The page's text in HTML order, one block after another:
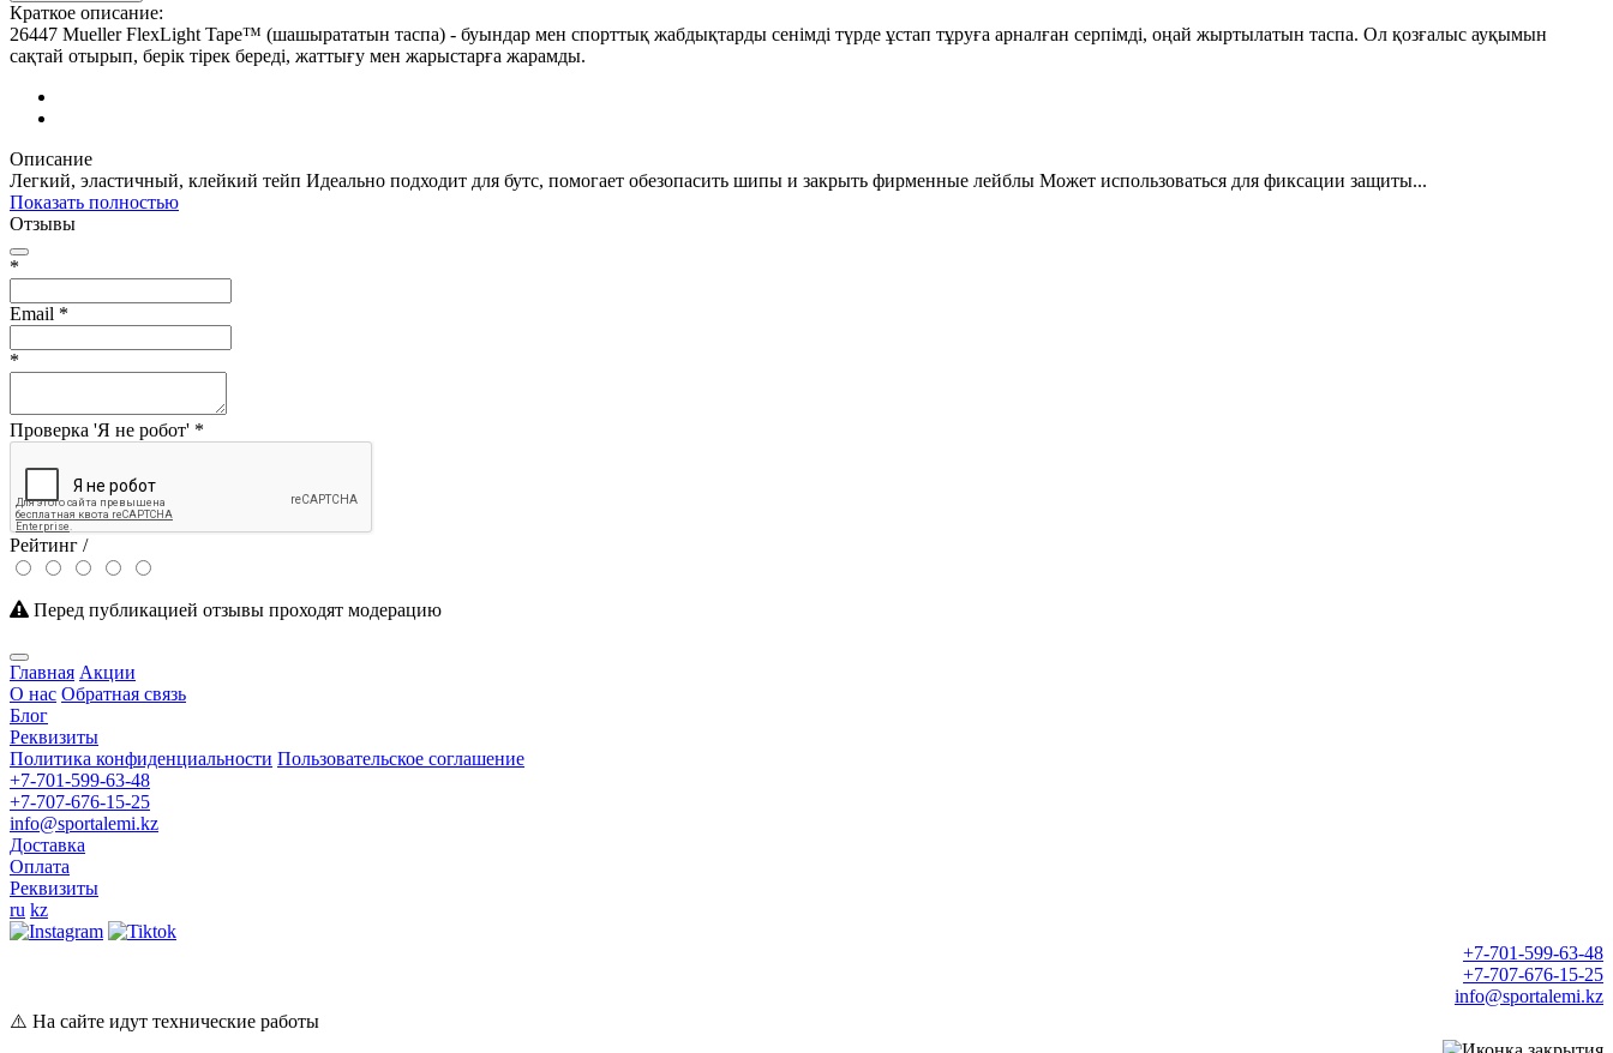
Краткое описание:
26447 Mueller FlexLight Tape™ (шашырататын таспа) - буындар мен спорттық жабдықтарды сенімді түрде ұстап тұруға арналған серпімді, оңай жыртылатын таспа. Ол қозғалыс ауқымын
сақтай отырып, берік тірек береді, жаттығу мен жарыстарға жарамды.
Описание
Легкий, эластичный, клейкий тейп Идеально подходит для бутс, помогает обезопасить шипы и закрыть фирменные лейблы Может использоваться для фиксации защиты...
Показать полностью
Отзывы
*
Email *
*
Проверка 'Я не робот' *
Рейтинг /
Перед публикацией отзывы проходят модерацию
Главная Акции
О нас Обратная связь
Блог
Реквизиты
Политика конфиденциальности Пользовательское соглашение
+7-701-599-63-48
+7-707-676-15-25
info@sportalemi.kz
Доставка
Оплата
Реквизиты
ru kz
+7-701-599-63-48
+7-707-676-15-25
info@sportalemi.kz
⚠️ На сайте идут технические работы